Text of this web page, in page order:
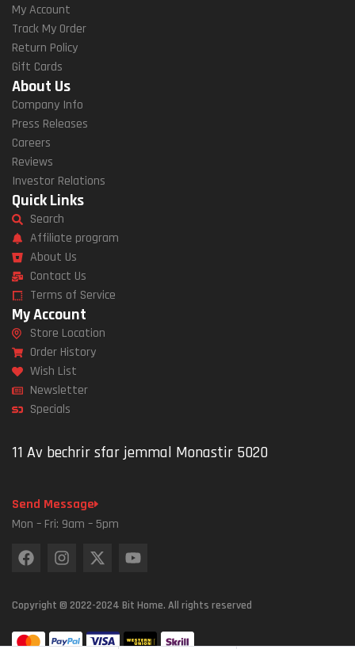
My Account
Track My Order
Return Policy
Gift Cards
About Us
Company Info
Press Releases
Careers
Reviews
Investor Relations
Quick Links
Search
Affiliate program
About Us
Contact Us
Terms of Service
My Account
Store Location
Order History
Wish List
Newsletter
Specials
11 Av bechrir sfar jemmal Monastir 5020
Send Message
Mon – Fri: 9am – 5pm
Copyright © 2022-2024 Bit Home. All rights reserved